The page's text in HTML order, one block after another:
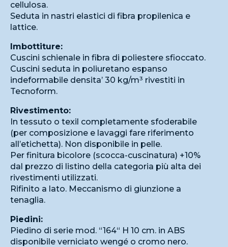
cellulosa.
Seduta in nastri elastici di fibra propilenica e
lattice.
Imbottiture:
Cuscini schienale in fibra di poliestere sfioccato.
Cuscini seduta in poliuretano espanso
indeformabile densita’ 30 kg/m³ rivestiti in
Tecnoform.
Rivestimento:
In tessuto o texil completamente sfoderabile
(per composizione e lavaggi fare riferimento
all’etichetta). Non disponibile in pelle.
Per finitura bicolore (scocca-cuscinatura) +10%
dal prezzo di listino della categoria più alta dei
rivestimenti utilizzati.
Rifinito a lato. Meccanismo di giunzione a
tenaglia.
Piedini:
Piedino di serie mod. “164“ H 10 cm. in ABS
disponibile verniciato wengé o cromo nero.